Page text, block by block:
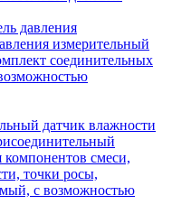
давления
измерительный
соединительных
датчик влажности
смеси,
точки росы,
с возможностью